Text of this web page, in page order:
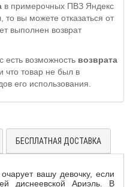
в примерочных ПВЗ Яндекс
вы можете отказаться от
выполнен возврат
есть возможность возврата
что товар не был в
его использования.
БЕСПЛАТНАЯ ДОСТАВКА
вашу девочку, если
диснеевской Ариэль. В